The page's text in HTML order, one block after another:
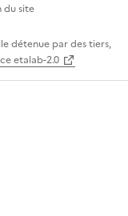
du site
détenue par des tiers,
etalab-2.0